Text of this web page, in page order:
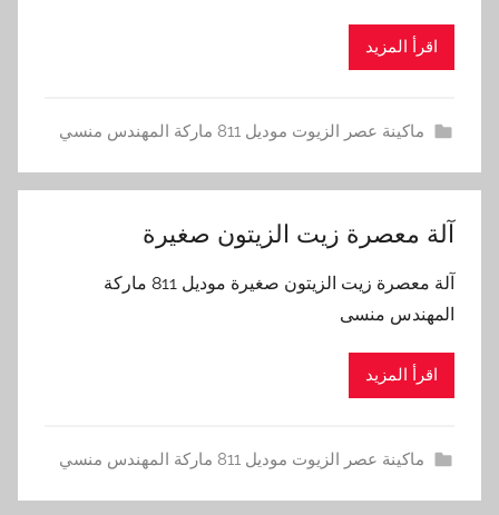
اقرأ المزيد
ماكينة عصر الزيوت موديل 811 ماركة المهندس منسي
آلة معصرة زيت الزيتون صغيرة
آلة معصرة زيت الزيتون صغيرة موديل 811 ماركة
المهندس منسى
اقرأ المزيد
ماكينة عصر الزيوت موديل 811 ماركة المهندس منسي